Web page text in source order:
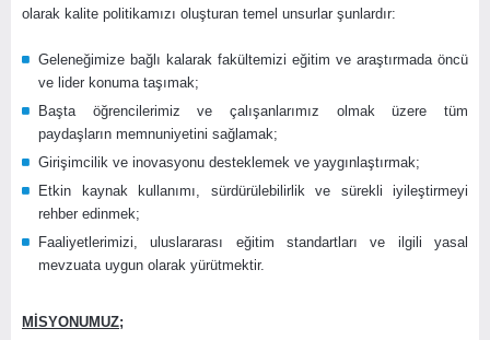
olarak kalite politikamızı oluşturan temel unsurlar şunlardır:
Geleneğimize bağlı kalarak fakültemizi eğitim ve araştırmada öncü
ve lider konuma taşımak;
Başta öğrencilerimiz ve çalışanlarımız olmak üzere tüm
paydaşların memnuniyetini sağlamak;
Girişimcilik ve inovasyonu desteklemek ve yaygınlaştırmak;
Etkin kaynak kullanımı, sürdürülebilirlik ve sürekli iyileştirmeyi
rehber edinmek;
Faaliyetlerimizi, uluslararası eğitim standartları ve ilgili yasal
mevzuata uygun olarak yürütmektir.
MİSYONUMUZ;